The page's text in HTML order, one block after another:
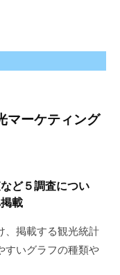
マーケティング
ど５調査につい
載
、掲載する観光統計
すいグラフの種類や